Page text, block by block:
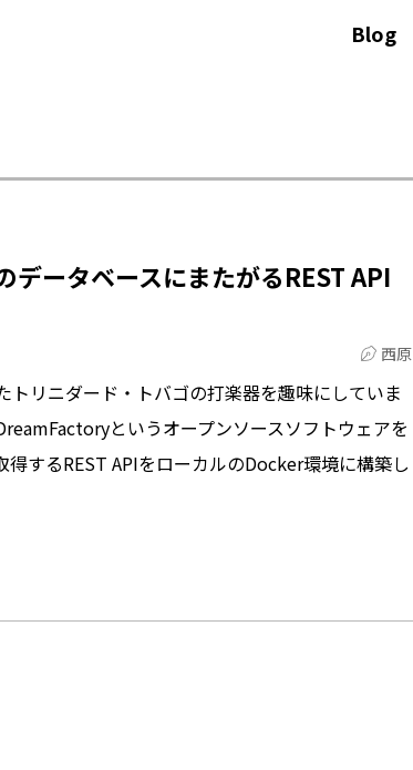
Blog
ータベースにまたがるREST API
西原
リニダード・トバゴの打楽器を趣味にしていま
というオープンソースソフトウェアを
するREST APIをローカルのDocker環境に構築し